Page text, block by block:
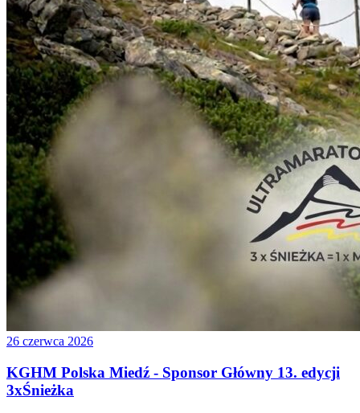
26 czerwca 2026
KGHM Polska Miedź - Sponsor Główny 13. edycji
3xŚnieżka